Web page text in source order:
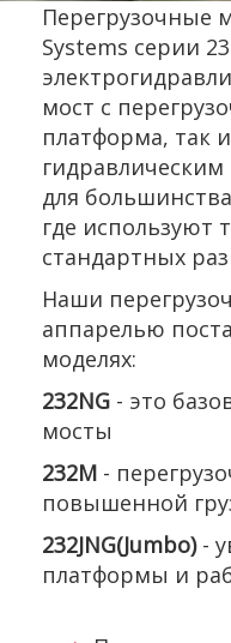
Перегрузочные
Systems серии
мост с
платформа, так
для
где используют
стандартных
Наши
аппарелью
моделях:
232NG - это
мосты
232M -
повышенной
232JNG(Jumbo) -
платформы и